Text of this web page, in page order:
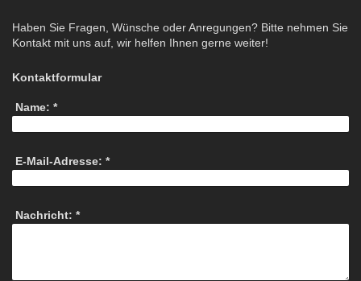
Haben Sie Fragen, Wünsche oder Anregungen? Bitte nehmen Sie
Kontakt mit uns auf, wir helfen Ihnen gerne weiter!
Kontaktformular
Name: *
E-Mail-Adresse: *
Nachricht: *